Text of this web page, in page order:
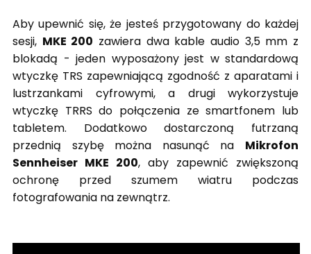
Aby upewnić się, że jesteś przygotowany do każdej
sesji, MKE 200 zawiera dwa kable audio 3,5 mm z
blokadą - jeden wyposażony jest w standardową
wtyczkę TRS zapewniającą zgodność z aparatami i
lustrzankami cyfrowymi, a drugi wykorzystuje
wtyczkę TRRS do połączenia ze smartfonem lub
tabletem. Dodatkowo dostarczoną futrzaną
przednią szybę można nasunąć na Mikrofon
Sennheiser MKE 200, aby zapewnić zwiększoną
ochronę przed szumem wiatru podczas
fotografowania na zewnątrz.